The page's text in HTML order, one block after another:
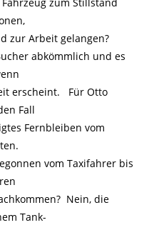
zur Arbeit gelangen?
abkömmlich und es
erscheint. Für Otto
Fall
Fernbleiben vom
vom Taxifahrer bis
Nein, die
Tank-